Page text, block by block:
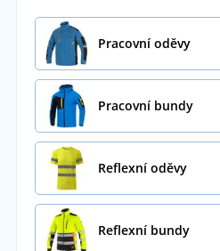
Pracovní oděvy
Pracovní bundy
Reflexní oděvy
Reflexní bundy